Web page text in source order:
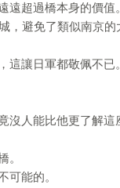
超過橋本身的價值。
，避免了類似南京的
讓日軍都敬佩不已。
沒人能比他更了解這
。
能的。